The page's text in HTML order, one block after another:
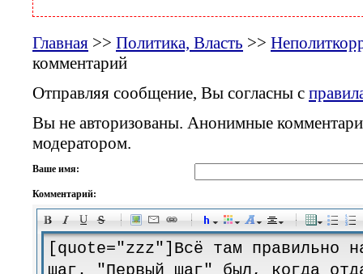
Главная >> Политика, Власть >>
комментарий
Отправляя сообщение, Вы согласны с
Вы не авторизованы. Анонимные
модератором.
Ваше имя:
Комментарий:
-
-
-
-
-
-
-
-
-
-
-
-
-
-